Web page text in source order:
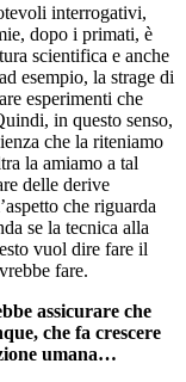
interrogativi,
dopo i primati, è
scientifica e anche
esempio, la strage di
esperimenti che
in questo senso,
che la riteniamo
la amiamo a tal
delle derive
che riguarda
se la tecnica alla
vuol dire fare il
fare.
assicurare che
che fa crescere
umana…